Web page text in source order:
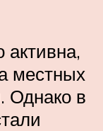
местных
Однако в